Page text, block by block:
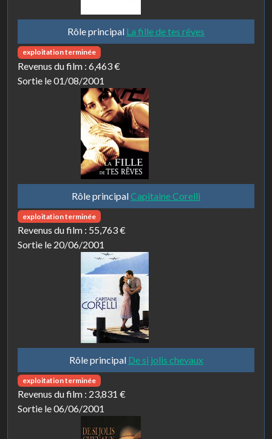
Rôle principal La fille de tes rêves
exploitation terminée
Revenus du film : 6,463 €
Sortie le 01/08/2001
Rôle principalCapitaine Corelli
exploitation terminée
Revenus du film : 55,763 €
Sortie le 20/06/2001
Rôle principal De si jolis chevaux
exploitation terminée
Revenus du film : 23,831 €
Sortie le 06/06/2001